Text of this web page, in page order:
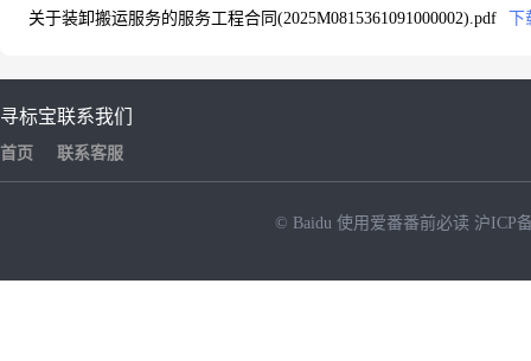
关于装卸搬运服务的服务工程合同(2025M0815361091000002).pdf
寻标宝
首页
联系我们
联系客服
© Baidu 使用爱番番前必读 沪ICP